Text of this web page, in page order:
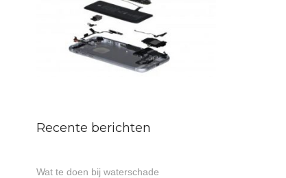
Recente berichten
Wat te doen bij waterschade